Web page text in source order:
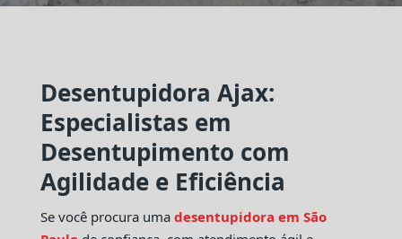
Desentupidora Ajax:
Especialistas em
Desentupimento com
Agilidade e Eficiência
Se você procura uma desentupidora em São